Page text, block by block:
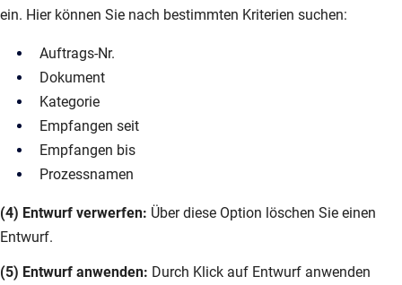
ein. Hier können Sie nach bestimmten Kriterien suchen:
Auftrags-Nr.
Dokument
Kategorie
Empfangen seit
Empfangen bis
Prozessnamen
(4) Entwurf verwerfen: Über diese Option löschen Sie einen
Entwurf.
(5) Entwurf anwenden: Durch Klick auf Entwurf anwenden